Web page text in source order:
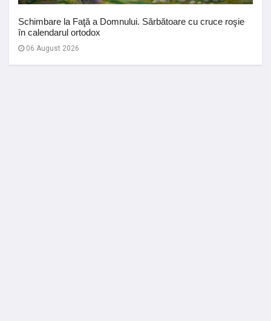
Schimbare la Faţă a Domnului. Sărbătoare cu cruce roşie
în calendarul ortodox
06 August 2026